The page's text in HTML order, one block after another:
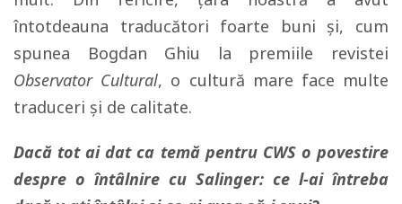
întotdeauna traducători foarte buni și, cum
spunea Bogdan Ghiu la premiile revistei
Observator Cultural, o cultură mare face multe
traduceri și de calitate.
Dacă tot ai dat ca temă pentru CWS o povestire
despre o întâlnire cu Salinger: ce l-ai întreba